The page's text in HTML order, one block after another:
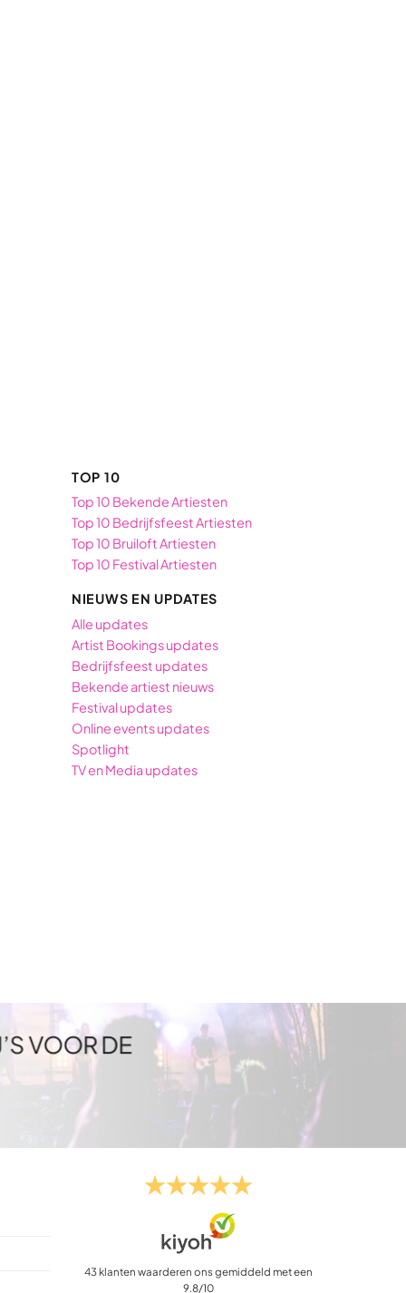
TOP 10
Top 10 Bekende Artiesten
Top 10 Bedrijfsfeest Artiesten
Top 10 Bruiloft Artiesten
Top 10 Festival Artiesten
NIEUWS EN UPDATES
Alle updates
Artist Bookings updates
Bedrijfsfeest updates
Bekende artiest nieuws
Festival updates
Online events updates
Spotlight
TV en Media updates
VOOR DE
43klanten waarderen ons gemiddeld met een
9.8/10